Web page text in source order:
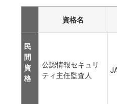
資格名
民
間
資
格
公認情報セキュリ
ティ主任監査人